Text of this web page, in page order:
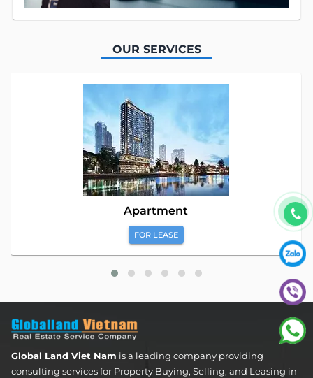
OUR SERVICES
Apartment
FOR LEASE
Global Land Viet Nam is a leading company providing
consulting services for Property Buying, Selling, and Leasing in